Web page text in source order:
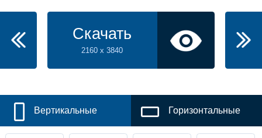
Скачать
2160 x 3840
Вертикальные Горизонтальные